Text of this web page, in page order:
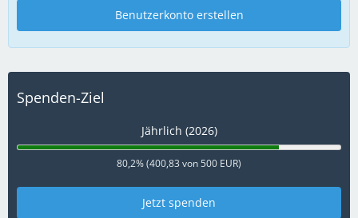
Benutzerkonto erstellen
Spenden-Ziel
Jährlich (2026)
80,2% (400,83 von 500 EUR)
Jetzt spenden